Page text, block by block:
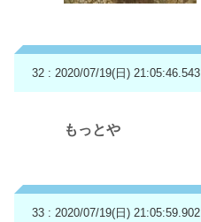
32 : 2020/07/19(日) 21:05:46.543
もっとや
33 : 2020/07/19(日) 21:05:59.902